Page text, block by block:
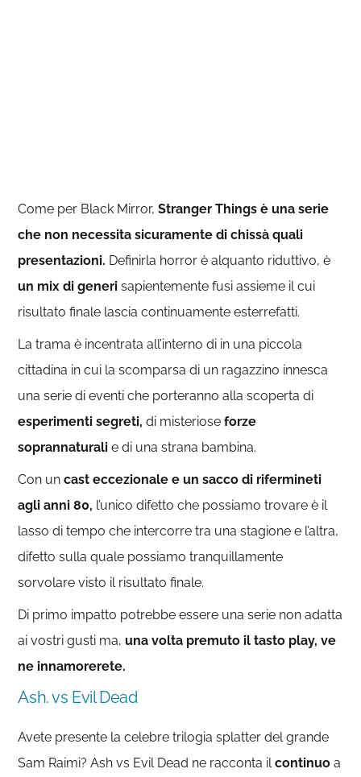
Come per Black Mirror,Stranger Things è una serie
che non necessita sicuramente di chissà quali
presentazioni. Definirla horror è alquanto riduttivo, è
un mix di generi sapientemente fusi assieme il cui
risultato finale lascia continuamente esterrefatti.
La trama è incentrata all’interno di in una piccola
cittadina in cui la scomparsa di un ragazzino innesca
una serie di eventi che porteranno alla scoperta di
esperimenti segreti, di misterioseforze
soprannaturali e di una strana bambina.
Con uncast eccezionale e un sacco di rifermineti
agli anni 80, l’unico difetto che possiamo trovare è il
lasso di tempo che intercorre tra una stagione e l’altra,
difetto sulla quale possiamo tranquillamente
sorvolare visto il risultato finale.
Di primo impatto potrebbe essere una serie non adatta
ai vostri gusti ma,una volta premuto il tasto play, ve
ne innamorerete.
Ash. vs Evil Dead
Avete presente la celebre trilogia splatter del grande
Sam Raimi? Ash vs Evil Dead ne racconta ilcontinuo a